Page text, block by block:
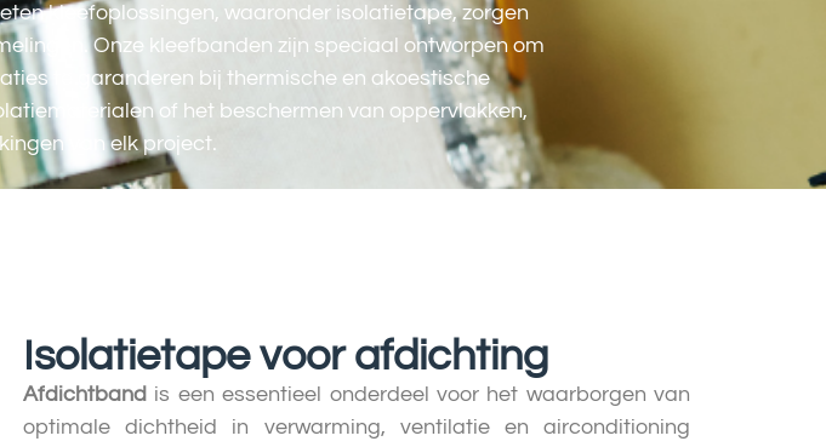
kleefoplossingen, waaronder isolatietape, zorgen
Onze kleefbanden zijn speciaal ontworpen om
te garanderen bij thermische en akoestische
of het beschermen van oppervlakken,
van elk project.
Isolatietape voor afdichting
Afdichtband is een essentieel onderdeel voor het waarborgen van
optimale dichtheid in verwarming, ventilatie en airconditioning